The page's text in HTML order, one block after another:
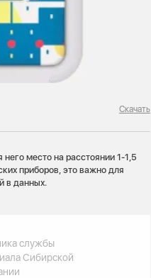
Скачать
место на расстоянии 1-1,5
приборов, это важно для
в данных.
службы
Сибирской